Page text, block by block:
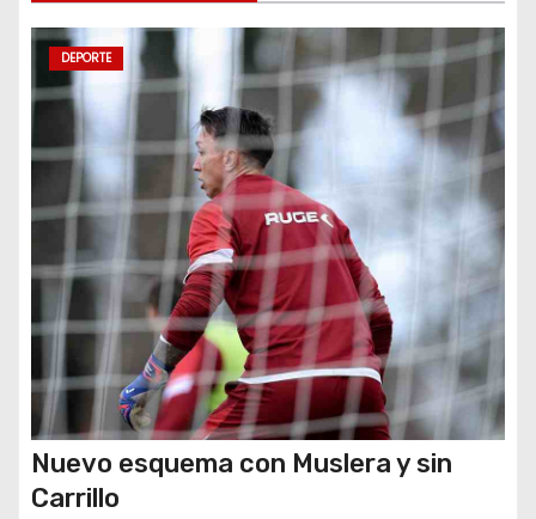
n
r
a
d
a
s
DEPORTE
Nuevo esquema con Muslera y sin
Carrillo